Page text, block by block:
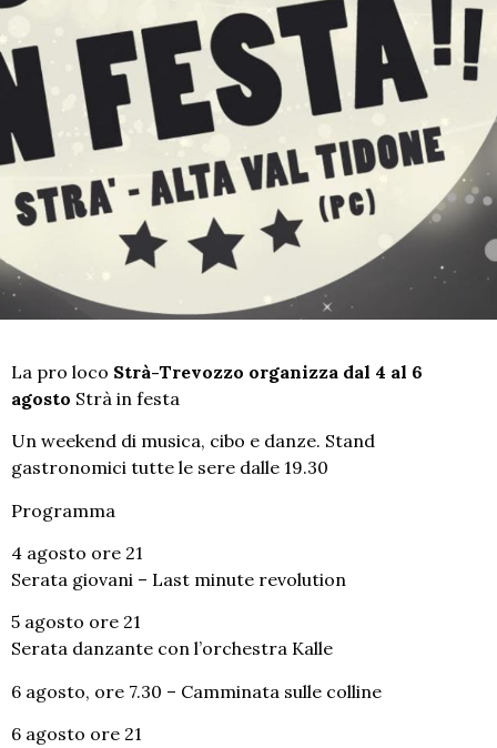
La pro loco Strà-Trevozzo organizza dal 4 al 6
agosto Strà in festa
Un weekend di musica, cibo e danze. Stand
gastronomici tutte le sere dalle 19.30
Programma
4 agosto ore 21
Serata giovani – Last minute revolution
5 agosto ore 21
Serata danzante con l’orchestra Kalle
6 agosto, ore 7.30 – Camminata sulle colline
6 agosto ore 21